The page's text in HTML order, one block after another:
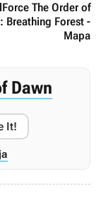
The Order of
Breathing Forest -
Mapa
Dawn
It!